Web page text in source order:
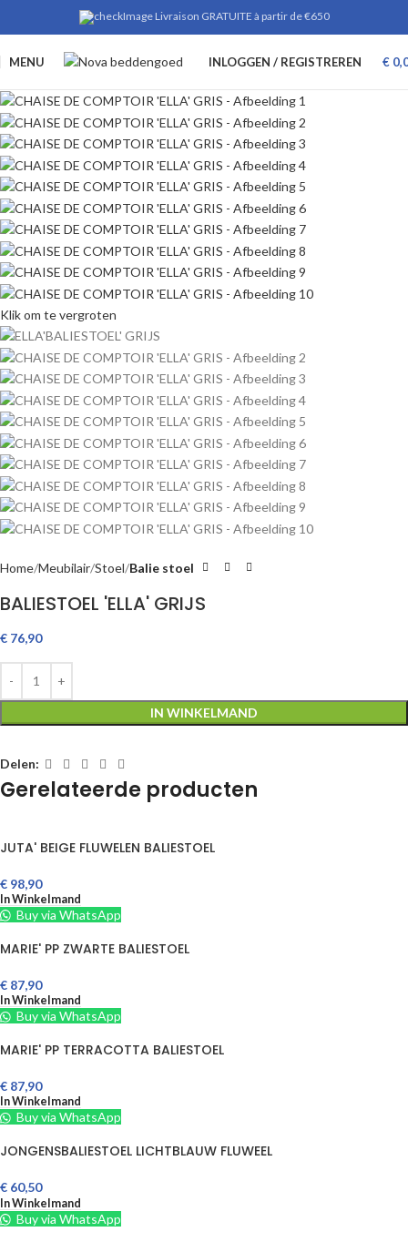
Livraison GRATUITE à partir de €650
MENU INLOGGEN / REGISTREREN €
Klik om te vergroten
Home Meubilair Stoel Balie stoel
BALIESTOEL 'ELLA' GRIJS
€ 76,90
IN WINKELMAND
Delen:
Gerelateerde producten
JUTA' BEIGE FLUWELEN BALIESTOEL
€ 98,90
In Winkelmand
Buy via WhatsApp
MARIE' PP ZWARTE BALIESTOEL
€ 87,90
In Winkelmand
Buy via WhatsApp
MARIE' PP TERRACOTTA BALIESTOEL
€ 87,90
In Winkelmand
Buy via WhatsApp
JONGENSBALIESTOEL LICHTBLAUW FLUWEEL
€ 60,50
In Winkelmand
Buy via WhatsApp